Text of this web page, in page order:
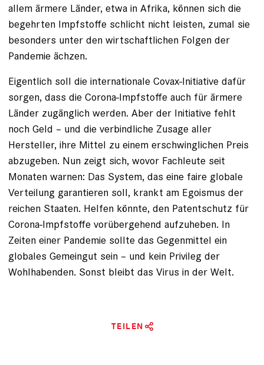
allem ärmere Länder, etwa in Afrika, können sich die
begehrten Impfstoffe schlicht nicht leisten, zumal sie
besonders unter den wirtschaftlichen Folgen der
Pandemie ächzen.
Eigentlich soll die internationale Covax-Initiative dafür
sorgen, dass die Corona-Impfstoffe auch für ärmere
Länder zugänglich werden. Aber der Initiative fehlt
noch Geld – und die verbindliche Zusage aller
Hersteller, ihre Mittel zu einem erschwinglichen Preis
abzugeben. Nun zeigt sich, wovor Fachleute seit
Monaten warnen: Das System, das eine faire globale
Verteilung garantieren soll, krankt am Egoismus der
reichen Staaten. Helfen könnte, den Patentschutz für
Corona-Impfstoffe vorübergehend aufzuheben. In
Zeiten einer Pandemie sollte das Gegenmittel ein
globales Gemeingut sein – und kein Privileg der
Wohlhabenden. Sonst bleibt das Virus in der Welt.
TEILEN